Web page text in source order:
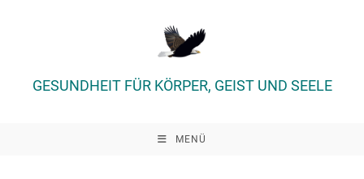
GESUNDHEIT FÜR KÖRPER, GEIST UND SEELE
MENÜ